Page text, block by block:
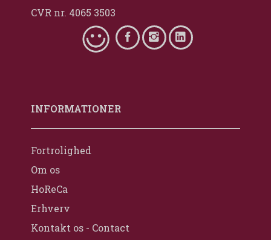
CVR nr. 4065 3503
INFORMATIONER
Fortrolighed
Om os
HoReCa
Erhverv
Kontakt os - Contact